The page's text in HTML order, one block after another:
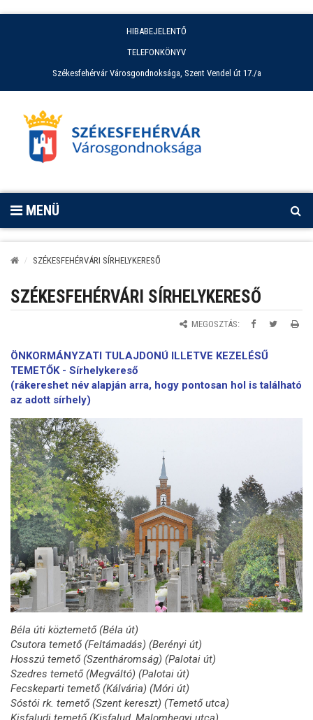
HIBABEJELENTŐ
TELEFONKÖNYV
Székesfehérvár Városgondnoksága, Szent Vendel út 17./a
MENÜ
SZÉKESFEHÉRVÁRI SÍRHELYKERESŐ
SZÉKESFEHÉRVÁRI SÍRHELYKERESŐ
MEGOSZTÁS:
ÖNKORMÁNYZATI TULAJDONÚ ILLETVE KEZELÉSŰ
TEMETŐK - Sírhelykereső
(rákereshet név alapján arra, hogy pontosan hol is található
az adott sírhely)
Béla úti köztemető (Béla út)
Csutora temető (Feltámadás) (Berényi út)
Hosszú temető (Szentháromság) (Palotai út)
Szedres temető (Megváltó) (Palotai út)
Fecskeparti temető (Kálvária) (Móri út)
Sóstói rk. temető (Szent kereszt) (Temető utca)